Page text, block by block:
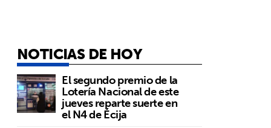
NOTICIAS DE HOY
El segundo premio de la
Lotería Nacional de este
jueves reparte suerte en
el N4 de Écija